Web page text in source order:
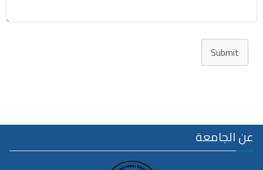
Submit
عن الجامعة